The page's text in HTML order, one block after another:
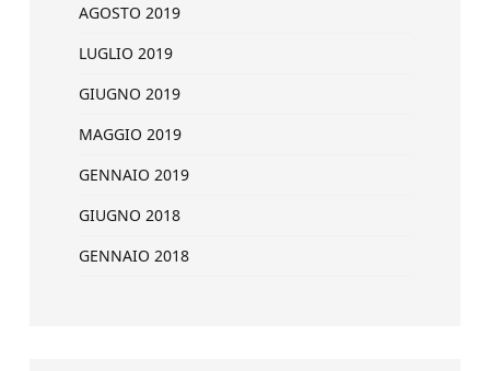
AGOSTO 2019
LUGLIO 2019
GIUGNO 2019
MAGGIO 2019
GENNAIO 2019
GIUGNO 2018
GENNAIO 2018